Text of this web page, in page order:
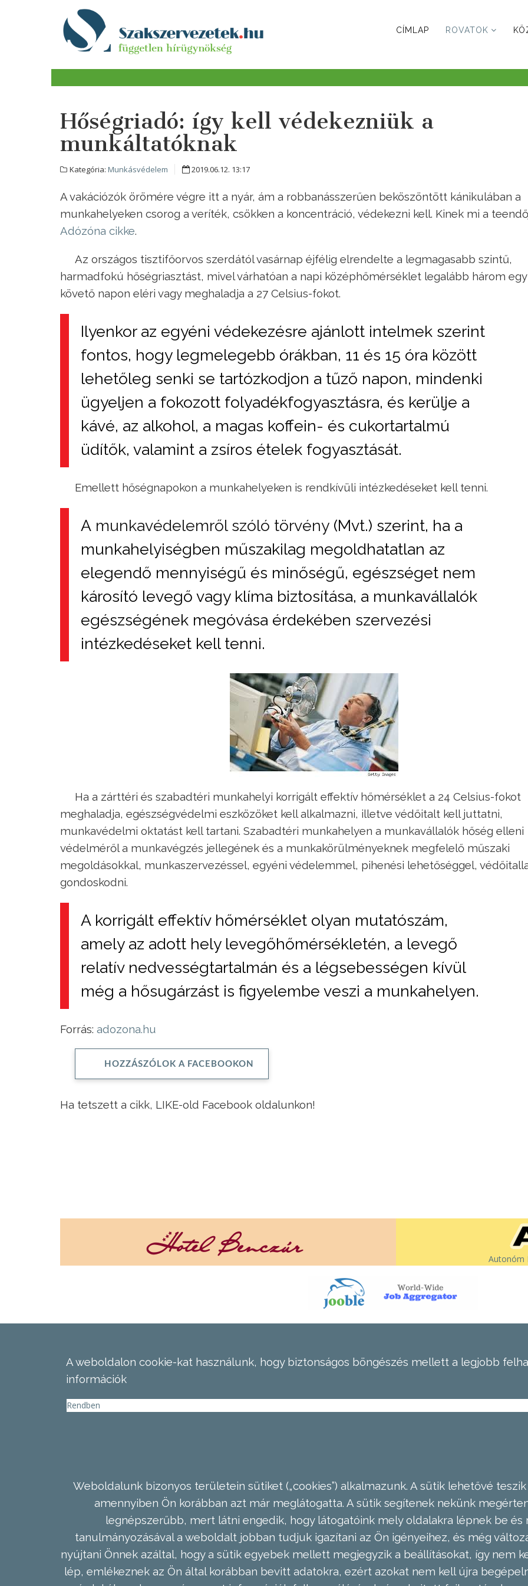
CÍMLAP ROVATOK
Hőségriadó: így kell védekezniük a
munkáltatóknak
Kategória: Munkásvédelem 2019.06.12. 13:17
A vakációzók örömére végre itt a nyár, ám a robbanásszerűen beköszöntött kánikulában a
munkahelyeken csorog a veríték, csökken a koncentráció, védekezni kell. Kinek mi a
Adózóna cikke.
Az országos tisztifőorvos szerdától vasárnap éjfélig elrendelte a legmagasabb szintű,
harmadfokú hőségriasztást, mivel várhatóan a napi középhőmérséklet legalább három
követő napon eléri vagy meghaladja a 27 Celsius-fokot.
Ilyenkor az egyéni védekezésre ajánlott intelmek szerint
fontos, hogy legmelegebb órákban, 11 és 15 óra között
lehetőleg senki se tartózkodjon a tűző napon, mindenki
ügyeljen a fokozott folyadékfogyasztásra, és kerülje a
kávé, az alkohol, a magas koffein- és cukortartalmú
üdítők, valamint a zsíros ételek fogyasztását.
Emellett hőségnapokon a munkahelyeken is rendkívüli intézkedéseket kell tenni.
A munkavédelemről szóló törvény (Mvt.) szerint, ha a
munkahelyiségben műszakilag megoldhatatlan az
elegendő mennyiségű és minőségű, egészséget nem
károsító levegő vagy klíma biztosítása, a munkavállalók
egészségének megóvása érdekében szervezési
intézkedéseket kell tenni.
Ha a zárttéri és szabadtéri munkahelyi korrigált effektív hőmérséklet a 24 Celsius-fokot
meghaladja, egészségvédelmi eszközöket kell alkalmazni, illetve védőitalt kell juttatni,
munkavédelmi oktatást kell tartani. Szabadtéri munkahelyen a munkavállalók hőség elleni
védelméről a munkavégzés jellegének és a munkakörülményeknek megfelelő műszaki
megoldásokkal, munkaszervezéssel, egyéni védelemmel, pihenési lehetőséggel,
gondoskodni.
A korrigált effektív hőmérséklet olyan mutatószám,
amely az adott hely levegőhőmérsékletén, a levegő
relatív nedvességtartalmán és a légsebességen kívül
még a hősugárzást is figyelembe veszi a munkahelyen.
Forrás: adozona.hu
HOZZÁSZÓLOK A FACEBOOKON
Ha tetszett a cikk, LIKE-old Facebook oldalunkon!
Autonóm
A weboldalon cookie-kat használunk, hogy biztonságos böngészés mellett a legjobb
információk
Rendben
Weboldalunk bizonyos területein sütiket („cookies”) alkalmazunk. A sütik lehetővé
amennyiben Ön korábban azt már meglátogatta. A sütik segítenek nekünk
legnépszerűbb, mert látni engedik, hogy látogatóink mely oldalakra lépnek be
tanulmányozásával a weboldalt jobban tudjuk igazítani az Ön igényeihez, és még
nyújtani Önnek azáltal, hogy a sütik egyebek mellett megjegyzik a beállításokat, így nem
lép, emlékeznek az Ön által korábban bevitt adatokra, ezért azokat nem kell újra